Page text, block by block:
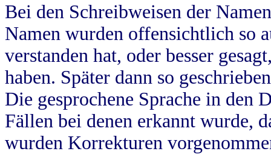
Bei den Schreibweisen der
Namen wurden offensichtlich so
verstanden hat, oder besser
haben. Später dann so
Die gesprochene Sprache in
Fällen bei denen erkannt wurde,
wurden Korrekturen